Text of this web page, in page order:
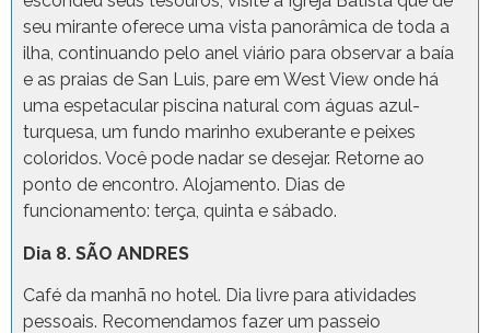
seu mirante oferece uma vista panorâmica de toda a
ilha, continuando pelo anel viário para observar a baía
e as praias de San Luis, pare em West View onde há
uma espetacular piscina natural com águas azul-
turquesa, um fundo marinho exuberante e peixes
coloridos. Você pode nadar se desejar. Retorne ao
ponto de encontro. Alojamento. Dias de
funcionamento: terça, quinta e sábado.
Dia 8. SÃO ANDRES
Café da manhã no hotel. Dia livre para atividades
pessoais. Recomendamos fazer um passeio